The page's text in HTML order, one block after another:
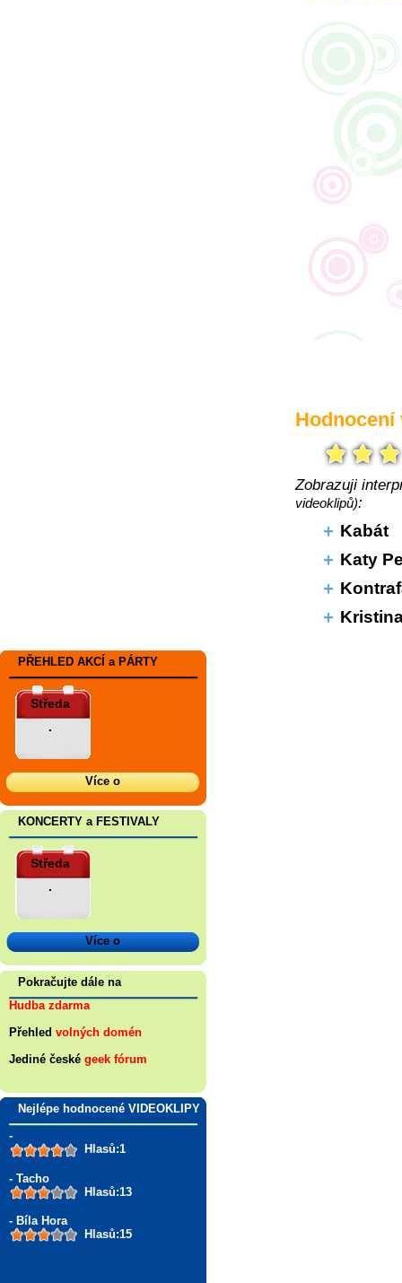
Zobrazuji
videoklipů):
Kabát
Katy
PŘEHLED AKCÍ a PÁRTY
Středa
.
Více o
KONCERTY a FESTIVALY
Středa
.
Více o
Pokračujte dále na
Hudba zdarma
Přehled volných domén
Jediné české geek fórum
Nejlépe hodnocené VIDEOKLIPY
-
Hlasů:1
- Tacho
Hlasů:13
- Bíla Hora
Hlasů:15